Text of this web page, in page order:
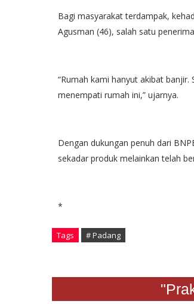
Bagi masyarakat terdampak,
Agusman (46), salah satu
“Rumah kami hanyut akibat
menempati rumah ini,” ujarnya.
Dengan dukungan penuh dari
sekadar produk melainkan telah
*
Tags # Padang